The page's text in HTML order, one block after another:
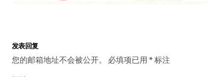
发表回复
您的邮箱地址不会被公开。 必填项已用 * 标注